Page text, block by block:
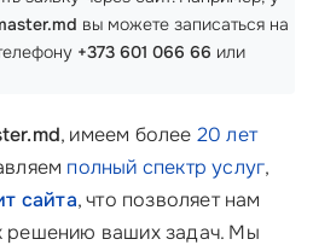
вы можете записаться на
+373 601 066 66 или
, имеем более 20 лет
полный спектр услуг,
сайта, что позволяет нам
решению ваших задач. Мы